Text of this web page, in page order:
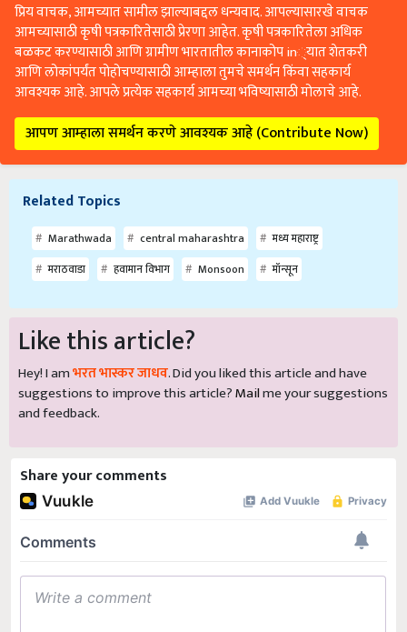
प्रिय वाचक, आमच्यात सामील झाल्याबद्दल धन्यवाद. आपल्यासारखे वाचक
आमच्यासाठी कृषी पत्रकारितेसाठी प्रेरणा आहेत. कृषी पत्रकारितेला अधिक
बळकट करण्यासाठी आणि ग्रामीण भारतातील कानाकोप in्यात शेतकरी
आणि लोकांपर्यंत पोहोचण्यासाठी आम्हाला तुमचे समर्थन किंवा सहकार्य
आवश्यक आहे. आपले प्रत्येक सहकार्य आमच्या भविष्यासाठी मोलाचे आहे.
आपण आम्हाला समर्थन करणे आवश्यक आहे (Contribute Now)
Related Topics
Marathwada central maharashtra
मध्य महाराष्ट्र
मराठवाडा
हवामान विभाग Monsoon मॉन्सून
Like this article?
Hey! I amभरत भास्कर जाधव. Did you liked this article and have
suggestions to improve this article?Mailme your suggestions
and feedback.
Share your comments